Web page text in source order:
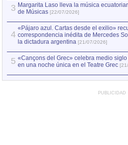
3 Margarita Laso lleva la música
de Músicas [22/07/2026]
4
«Pájaro azul. Cartas desde el exilio»
correspondencia inédita de Mercedes
la dictadura argentina [21/07/2026]
5 «Cançons del Grec» celebra medio
en una noche única en el Teatre Grec
PUBLICIDAD